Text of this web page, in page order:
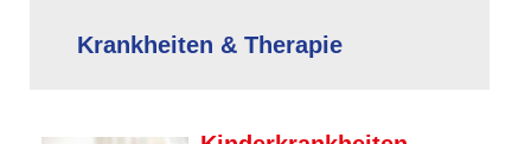
Krankheiten & Therapie